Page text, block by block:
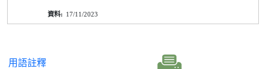
17/11/2023
用語註釋